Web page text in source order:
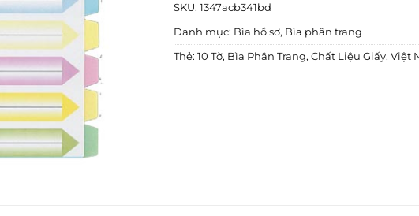
SKU: 1347acb341bd
Danh mục: Bìa hồ sơ, Bìa phân trang
Thẻ: 10 Tờ, Bìa Phân Trang, Chất Liệu Giấy, Việt